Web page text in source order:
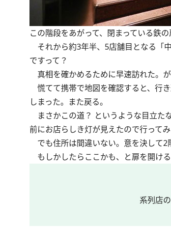
この階段をあがって、閉まっている鉄の
それから約3年半、5店舗目となる「
ですって？
真相を確かめるために早速訪れた。
慌てて携帯で地図を確認すると、行
しまった。また戻る。
まさかこの道？ というような目立た
前にお店らしき灯が見えたので行って
でも住所は間違いない。意を決して2
もしかしたらここかも、と扉を開け
系列店